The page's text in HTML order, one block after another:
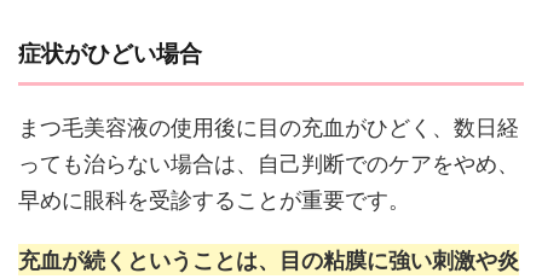
症状がひどい場合
まつ毛美容液の使用後に目の充血がひどく、数日経
っても治らない場合は、自己判断でのケアをやめ、
早めに眼科を受診することが重要です。
充血が続くということは、目の粘膜に強い刺激や炎